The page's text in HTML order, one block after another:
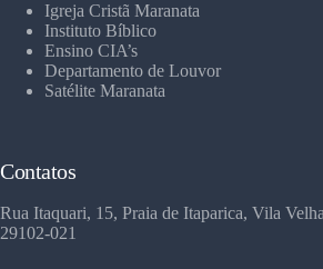
Igreja Cristã Maranata
Instituto Bíblico
Ensino CIA’s
Departamento de Louvor
Satélite Maranata
Contatos
Rua Itaquari, 15, Praia de Itaparica, Vila
29102-021